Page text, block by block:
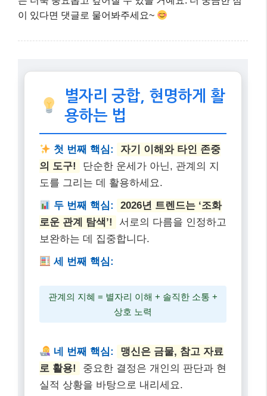
이 있다면 댓글로 물어봐주세요~
별자리 궁합, 현명하게 활
용하는 법
첫 번째 핵심:
자기 이해와 타인 존중
의 도구!
단순한 운세가 아닌, 관계의 지
도를 그리는 데 활용하세요.
두 번째 핵심:
2026년 트렌드는 ‘조화
로운 관계 탐색’!
서로의 다름을 인정하고
보완하는 데 집중합니다.
세 번째 핵심:
관계의 지혜 = 별자리 이해 + 솔직한 소통 +
상호 노력
네 번째 핵심:
맹신은 금물, 참고 자료
로 활용!
중요한 결정은 개인의 판단과 현
실적 상황을 바탕으로 내리세요.